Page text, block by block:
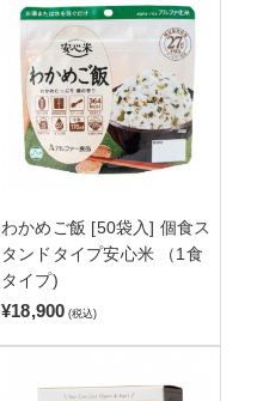
わかめご飯 [50袋入] 個食ス
タンドタイプ安心米 （1食
タイプ)
¥18,900 (税込)